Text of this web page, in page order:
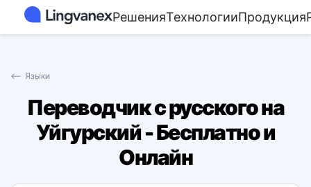
РешенияТехнологииПродукция
⟵ Языки
Переводчик с русского на
Уйгурский - Бесплатно и
Онлайн